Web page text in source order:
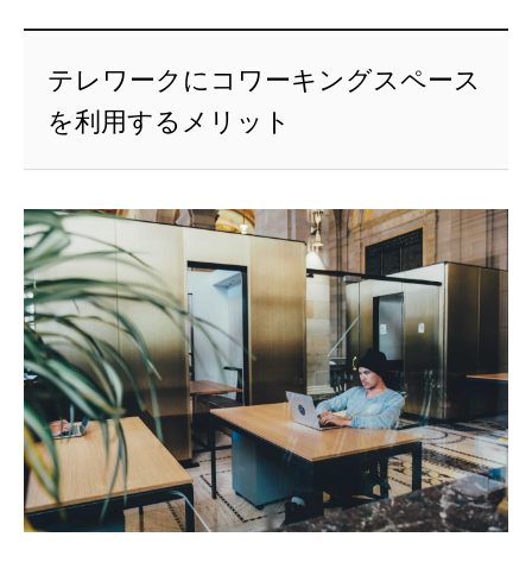
テレワークにコワーキングスペース
を利用するメリット